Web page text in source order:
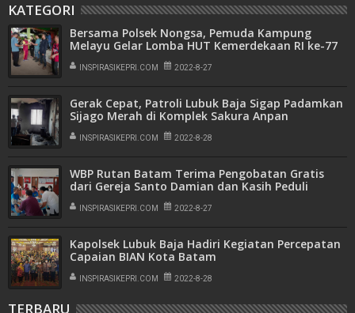
KATEGORI
Bersama Polsek Nongsa, Pemuda Kampung
Melayu Gelar Lomba HUT Kemerdekaan RI ke-77
INSPIRASIKEPRI.COM 2022-8-27
Gerak Cepat, Patroli Lubuk Baja Sigap Padamkan
Sijago Merah di Komplek Sakura Anpan
INSPIRASIKEPRI.COM 2022-8-28
WBP Rutan Batam Terima Pengobatan Gratis
dari Gereja Santo Damian dan Kasih Peduli
INSPIRASIKEPRI.COM 2022-8-27
Kapolsek Lubuk Baja Hadiri Kegiatan Percepatan
Capaian BIAN Kota Batam
INSPIRASIKEPRI.COM 2022-8-28
TERBARU